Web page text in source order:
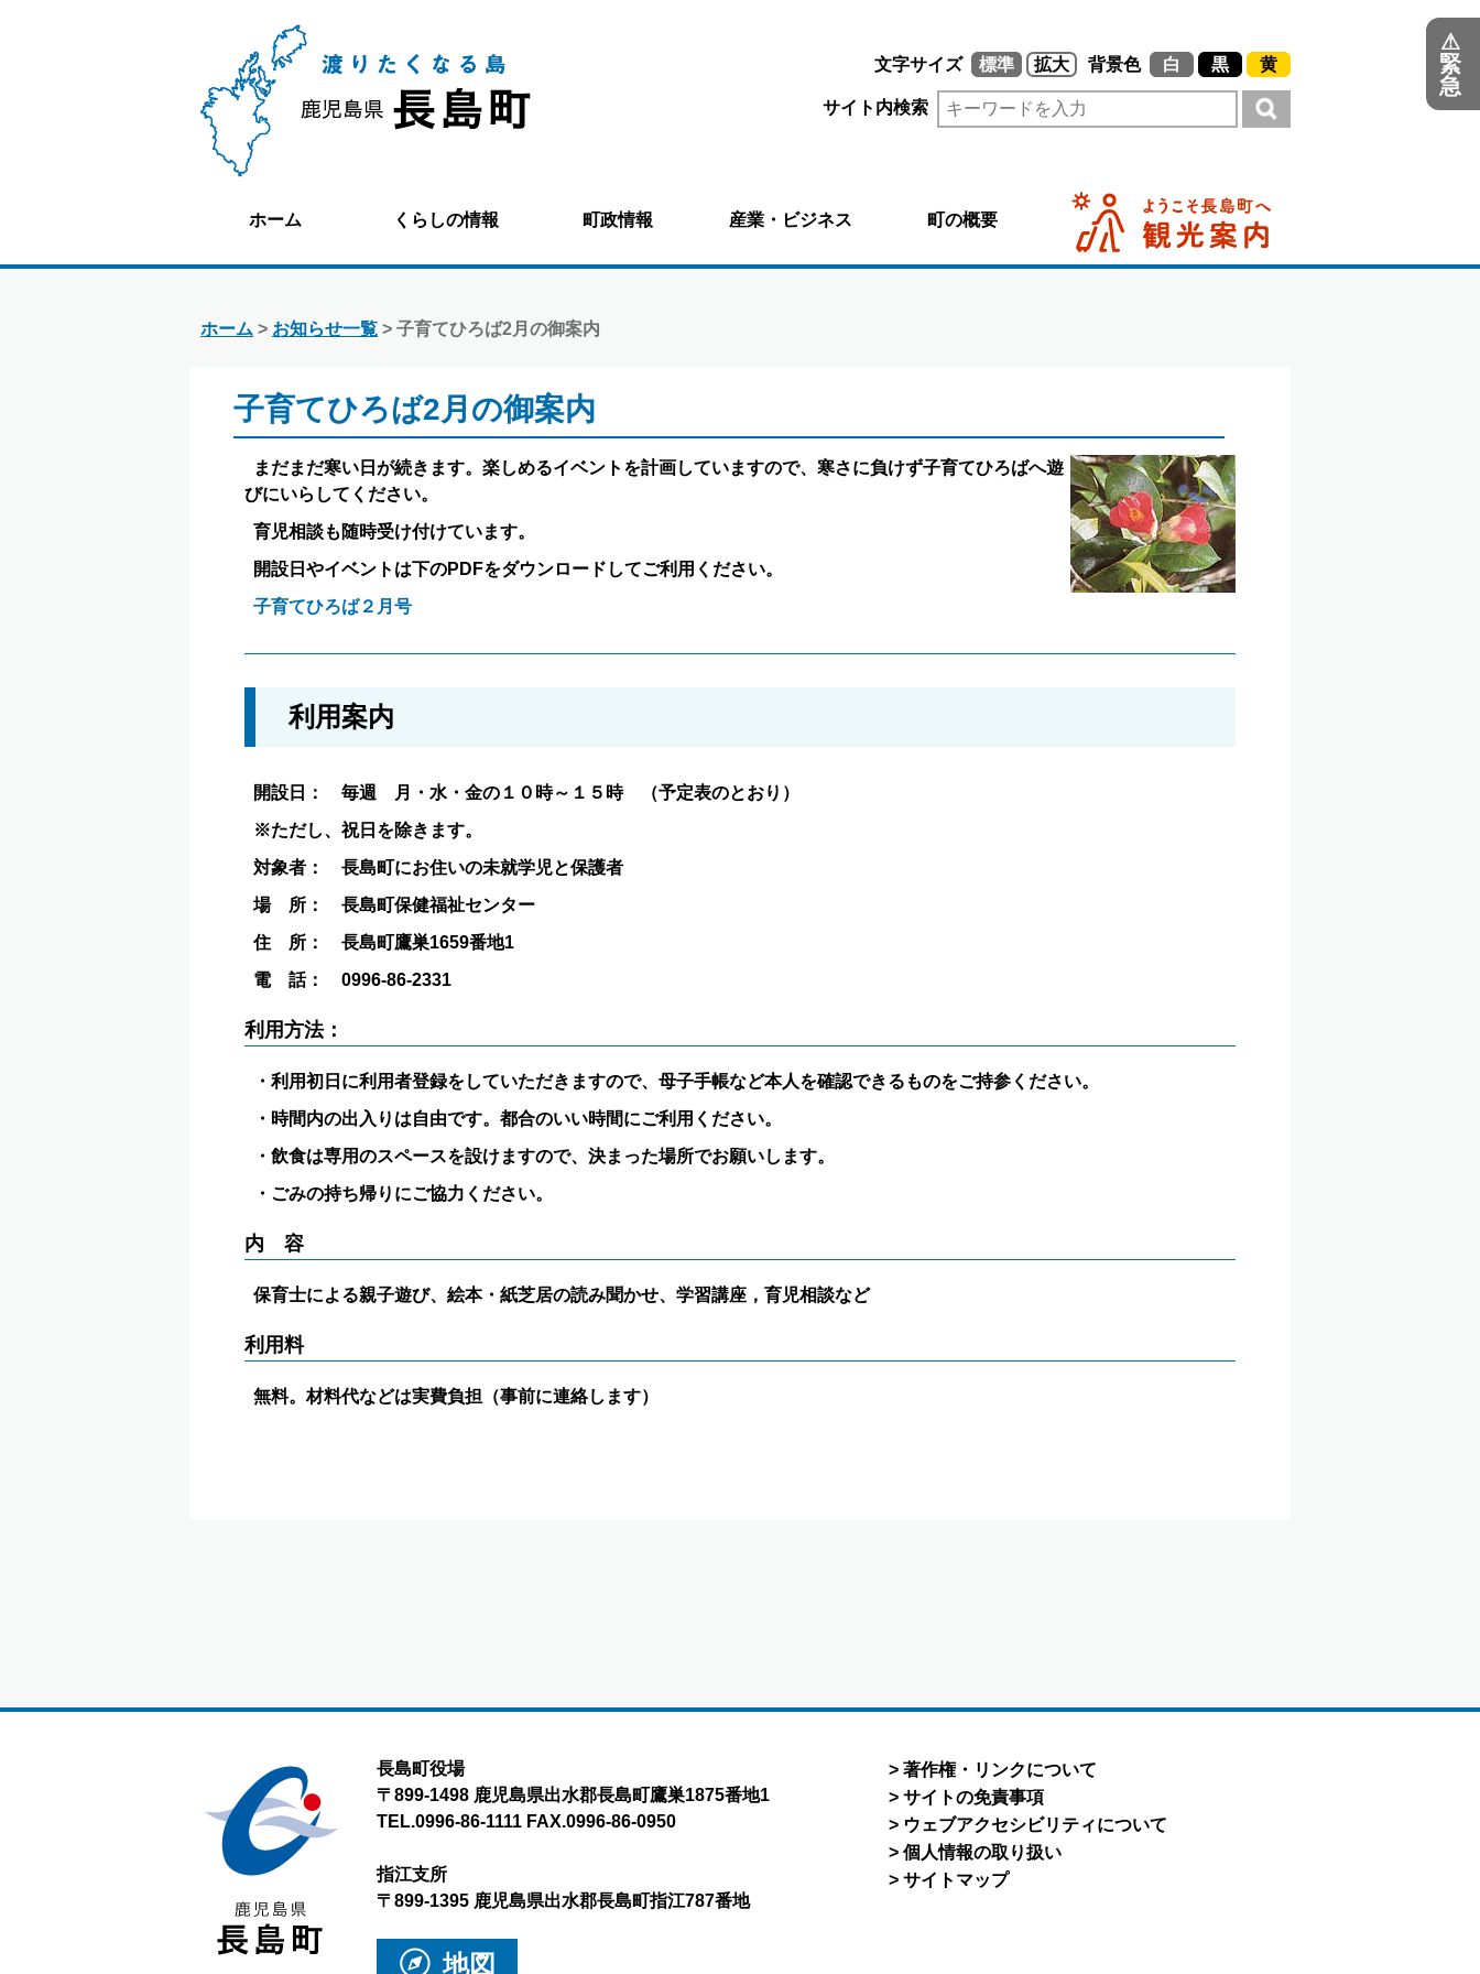
背景色 白 黒 黄
文字サイズ 標準 拡大
サイト内検索
⚠
緊
急
ホーム くらしの情報 町政情報 産業・ビジネス 町の概要
ホーム > お知らせ一覧 > 子育てひろば2月の御案内
子育てひろば2月の御案内
まだまだ寒い日が続きます。楽しめるイベントを計画していますので、寒さに負けず子育てひろばへ遊
びにいらしてください。
育児相談も随時受け付けています。
開設日やイベントは下のPDFをダウンロードしてご利用ください。
子育てひろば２月号
利用案内
開設日： 毎週 月・水・金の１０時～１５時 （予定表のとおり）
※ただし、祝日を除きます。
対象者： 長島町にお住いの未就学児と保護者
場 所： 長島町保健福祉センター
住 所： 長島町鷹巣1659番地1
電 話： 0996-86-2331
利用方法：
・利用初日に利用者登録をしていただきますので、母子手帳など本人を確認できるものをご持参ください。
・時間内の出入りは自由です。都合のいい時間にご利用ください。
・飲食は専用のスペースを設けますので、決まった場所でお願いします。
・ごみの持ち帰りにご協力ください。
内 容
保育士による親子遊び、絵本・紙芝居の読み聞かせ、学習講座，育児相談など
利用料
無料。材料代などは実費負担（事前に連絡します）
著作権・リンクについて
サイトの免責事項
ウェブアクセシビリティについて
個人情報の取り扱い
サイトマップ
長島町役場
〒899-1498 鹿児島県出水郡長島町鷹巣1875番地1
TEL.0996-86-1111 FAX.0996-86-0950
指江支所
〒899-1395 鹿児島県出水郡長島町指江787番地
地図